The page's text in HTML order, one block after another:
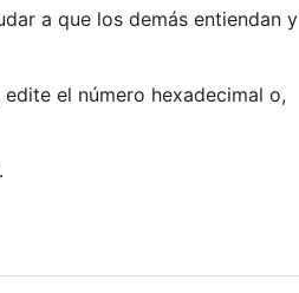
a que los demás entiendan y
el número hexadecimal o,
.